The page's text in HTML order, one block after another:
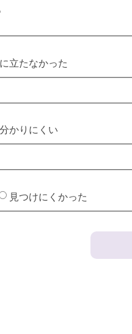
立たなかった
分かりにくい
見つけにくかった